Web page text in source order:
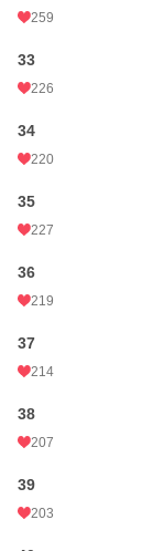
259
33
226
34
220
35
227
36
219
37
214
38
207
39
203